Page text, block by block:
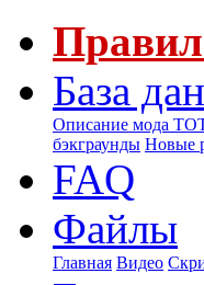
База
Описание мода
бэкграунды Новые
FAQ
Файлы
Главная Видео